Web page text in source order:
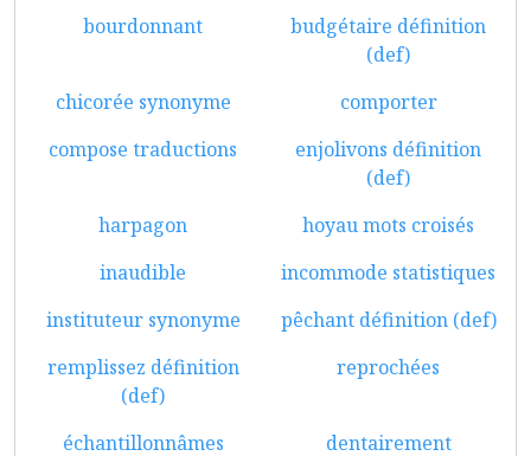
bourdonnant
budgétaire définition
(def)
chicorée synonyme
comporter
compose traductions
enjolivons définition
(def)
harpagon
hoyau mots croisés
inaudible
incommode statistiques
instituteur synonyme
pêchant définition (def)
remplissez définition
(def)
reprochées
échantillonnâmes dentairement